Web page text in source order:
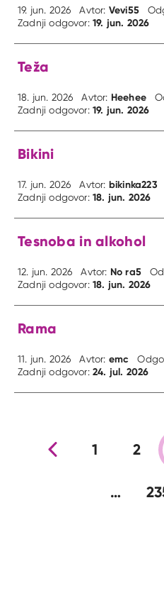
19. jun. 2026 Avtor: Vevi55
Zadnji odgovor:19. jun. 2026
Teža
18. jun. 2026 Avtor: Heehee
Zadnji odgovor:19. jun. 2026
Bikini
17. jun. 2026 Avtor: bikinka223
Zadnji odgovor:18. jun. 2026
Tesnoba in alkohol
12. jun. 2026 Avtor: No ra5
Zadnji odgovor:18. jun. 2026
Rama
11. jun. 2026 Avtor: emc
Zadnji odgovor:24. jul. 2026
Prejšnja stran
1 2
…